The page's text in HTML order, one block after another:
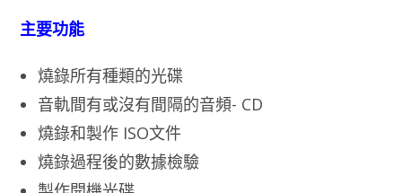
主要功能
燒錄所有種類的光碟
音軌間有或沒有間隔的音頻- CD
燒錄和製作 ISO文件
燒錄過程後的數據檢驗